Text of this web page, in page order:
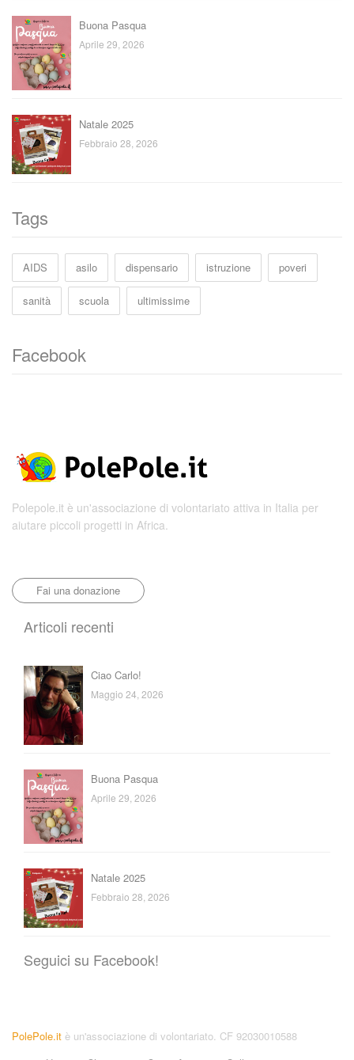
Buona Pasqua
Aprile 29, 2026
Natale 2025
Febbraio 28, 2026
Tags
AIDS asilo dispensario istruzione poveri
sanità scuola ultimissime
Facebook
Polepole.it è un'associazione di volontariato attiva in Italia per
aiutare piccoli progetti in Africa.
Fai una donazione
Articoli recenti
Ciao Carlo!
Maggio 24, 2026
Buona Pasqua
Aprile 29, 2026
Natale 2025
Febbraio 28, 2026
Seguici su Facebook!
PolePole.it è un'associazione di volontariato. CF 92030010588